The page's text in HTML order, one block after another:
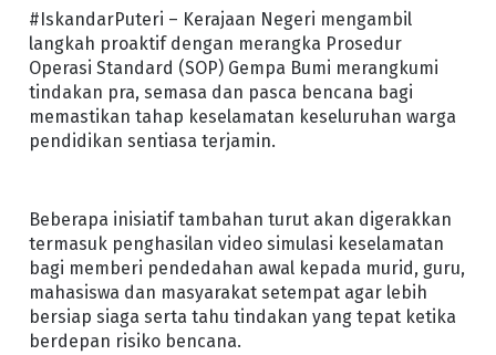
#IskandarPuteri – Kerajaan Negeri mengambil
langkah proaktif dengan merangka Prosedur
Operasi Standard (SOP) Gempa Bumi merangkumi
tindakan pra, semasa dan pasca bencana bagi
memastikan tahap keselamatan keseluruhan warga
pendidikan sentiasa terjamin.
Beberapa inisiatif tambahan turut akan digerakkan
termasuk penghasilan video simulasi keselamatan
bagi memberi pendedahan awal kepada murid, guru,
mahasiswa dan masyarakat setempat agar lebih
bersiap siaga serta tahu tindakan yang tepat ketika
berdepan risiko bencana.